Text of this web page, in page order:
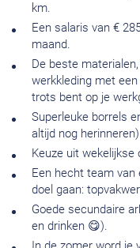
km.
Een salaris van €
maand.
De beste
werkkleding met
trots bent op je
Superleuke borrels
altijd nog
Keuze uit wekelijkse
Een hecht team van
doel gaan:
Goede secundaire
en drinken 😋).